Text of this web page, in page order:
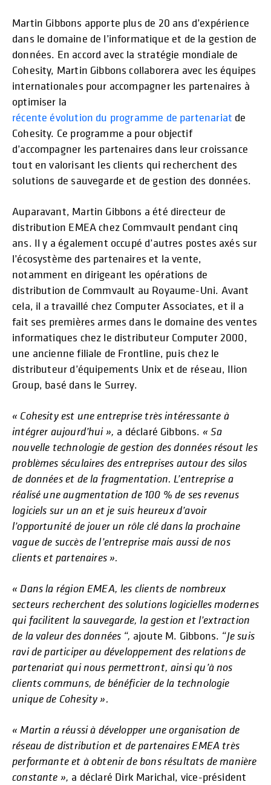
Martin Gibbons apporte plus de 20 ans d’expérience
dans le domaine de l’informatique et de la gestion de
données. En accord avec la stratégie mondiale de
Cohesity, Martin Gibbons collaborera avec les équipes
internationales pour accompagner les partenaires à
optimiser la
récente évolution du programme de partenariat de
Cohesity. Ce programme a pour objectif
d’accompagner les partenaires dans leur croissance
tout en valorisant les clients qui recherchent des
solutions de sauvegarde et de gestion des données.
Auparavant, Martin Gibbons a été directeur de
distribution EMEA chez Commvault pendant cinq
ans. Il y a également occupé d’autres postes axés sur
l’écosystème des partenaires et la vente,
notamment en dirigeant les opérations de
distribution de Commvault au Royaume-Uni. Avant
cela, il a travaillé chez Computer Associates, et il a
fait ses premières armes dans le domaine des ventes
informatiques chez le distributeur Computer 2000,
une ancienne filiale de Frontline, puis chez le
distributeur d’équipements Unix et de réseau, Ilion
Group, basé dans le Surrey.
« Cohesity est une entreprise très intéressante à
intégrer aujourd’hui », a déclaré Gibbons. « Sa
nouvelle technologie de gestion des données résout les
problèmes séculaires des entreprises autour des silos
de données et de la fragmentation. L’entreprise a
réalisé une augmentation de 100 % de ses revenus
logiciels sur un an et je suis heureux d’avoir
l’opportunité de jouer un rôle clé dans la prochaine
vague de succès de l’entreprise mais aussi de nos
clients et partenaires ».
« Dans la région EMEA, les clients de nombreux
secteurs recherchent des solutions logicielles modernes
qui facilitent la sauvegarde, la gestion et l’extraction
de la valeur des données “, ajoute M. Gibbons. “Je suis
ravi de participer au développement des relations de
partenariat qui nous permettront, ainsi qu’à nos
clients communs, de bénéficier de la technologie
unique de Cohesity ».
« Martin a réussi à développer une organisation de
réseau de distribution et de partenaires EMEA très
performante et à obtenir de bons résultats de manière
constante », a déclaré Dirk Marichal, vice-président